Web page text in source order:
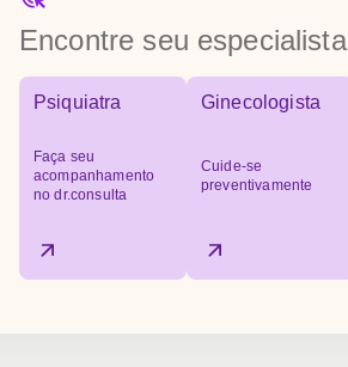
Encontre seu especialista
Psiquiatra
Faça seu
acompanhamento
no dr.consulta
Ginecologista
Cuide-se
preventivamente